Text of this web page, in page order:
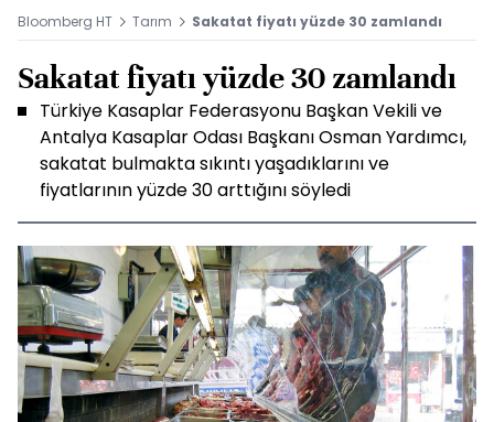
Bloomberg HT Tarım Sakatat fiyatı yüzde 30 zamlandı
Sakatat fiyatı yüzde 30 zamlandı
Türkiye Kasaplar Federasyonu Başkan Vekili ve
Antalya Kasaplar Odası Başkanı Osman Yardımcı,
sakatat bulmakta sıkıntı yaşadıklarını ve
fiyatlarının yüzde 30 arttığını söyledi